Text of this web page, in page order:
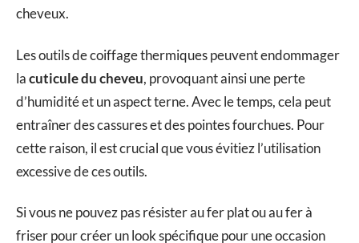
cheveux.
Les outils de coiffage thermiques peuvent endommager
lacuticule du cheveu, provoquant ainsi une perte
d’humidité et un aspect terne. Avec le temps, cela peut
entraîner des cassures et des pointes fourchues. Pour
cette raison, il est crucial que vous évitiez l’utilisation
excessive de ces outils.
Si vous ne pouvez pas résister au fer plat ou au fer à
friser pour créer un look spécifique pour une occasion